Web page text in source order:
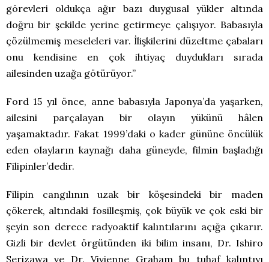
görevleri oldukça ağır bazı duygusal yükler altında
doğru bir şekilde yerine getirmeye çalışıyor. Babasıyla
çözülmemiş meseleleri var. İlişkilerini düzeltme çabaları
onu kendisine en çok ihtiyaç duydukları sırada
ailesinden uzağa götürüyor.”
Ford 15 yıl önce, anne babasıyla Japonya’da yaşarken,
ailesini parçalayan bir olayın yükünü hâlen
yaşamaktadır. Fakat 1999’daki o kader gününe öncülük
eden olayların kaynağı daha güneyde, filmin başladığı
Filipinler’dedir.
Filipin cangılının uzak bir köşesindeki bir maden
çökerek, altındaki fosilleşmiş, çok büyük ve çok eski bir
şeyin son derece radyoaktif kalıntılarını açığa çıkarır.
Gizli bir devlet örgütünden iki bilim insanı, Dr. Ishiro
Serizawa ve Dr. Vivienne Graham bu tuhaf kalıntıyı